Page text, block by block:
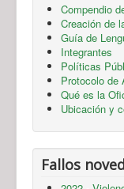
Compendio
Creación de
Guía de
Integrantes
Políticas
Protocolo de
Qué es la
Ubicación y
Fallos